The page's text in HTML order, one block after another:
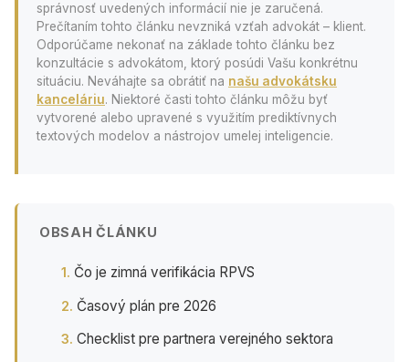
správnosť uvedených informácií nie je zaručená.
Prečítaním tohto článku nevzniká vzťah advokát – klient.
Odporúčame nekonať na základe tohto článku bez
konzultácie s advokátom, ktorý posúdi Vašu konkrétnu
situáciu. Neváhajte sa obrátiť na našu advokátsku
kanceláriu. Niektoré časti tohto článku môžu byť
vytvorené alebo upravené s využitím prediktívnych
textových modelov a nástrojov umelej inteligencie.
OBSAH ČLÁNKU
Čo je zimná verifikácia RPVS
Časový plán pre 2026
Checklist pre partnera verejného sektora